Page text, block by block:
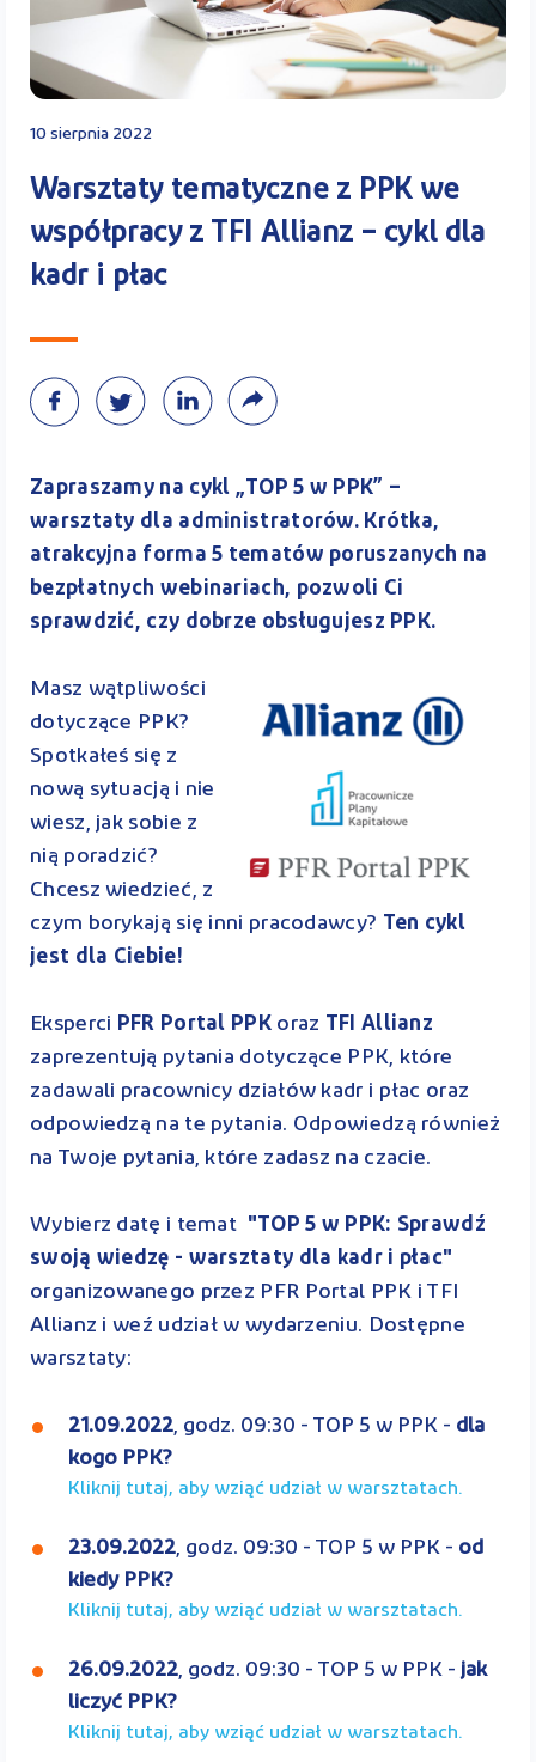
Kontakt
10 sierpnia 2022
Warsztaty tematyczne z PPK we
współpracy z TFI Allianz – cykl dla
kadr i płac
Zapraszamy na cykl „TOP 5 w PPK” –
warsztaty dla administratorów. Krótka,
atrakcyjna forma 5 tematów poruszanych na
bezpłatnych webinariach, pozwoli Ci
sprawdzić, czy dobrze obsługujesz PPK.
Masz wątpliwości
dotyczące PPK?
Spotkałeś się z
nową sytuacją i nie
wiesz, jak sobie z
nią poradzić?
Chcesz wiedzieć, z
czym borykają się inni pracodawcy? Ten cykl
jest dla Ciebie!
Eksperci PFR Portal PPKoraz TFI Allianz
zaprezentują pytania dotyczące PPK, które
zadawali pracownicy działów kadr i płac oraz
odpowiedzą na te pytania. Odpowiedzą również
na Twoje pytania, które zadasz na czacie.
Wybierz datę i temat "TOP 5 w PPK: Sprawdź
swoją wiedzę - warsztaty dla kadr i płac"
organizowanego przez PFR Portal PPK i TFI
Allianz i weź udział w wydarzeniu. Dostępne
warsztaty:
21.09.2022, godz. 09:30 - TOP 5 w PPK - dla
kogo PPK?
Kliknij tutaj, aby wziąć udział w warsztatach.
23.09.2022, godz. 09:30 - TOP 5 w PPK - od
kiedy PPK?
Kliknij tutaj, aby wziąć udział w warsztatach.
26.09.2022, godz. 09:30 - TOP 5 w PPK - jak
liczyć PPK?
Kliknij tutaj, aby wziąć udział w warsztatach.